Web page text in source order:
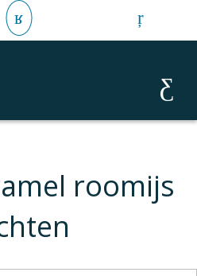
roomijs